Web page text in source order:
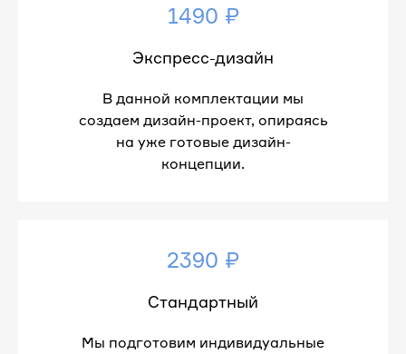
1490 ₽
Экспресс-дизайн
В данной комплектации мы
создаем дизайн-проект, опираясь
на уже готовые дизайн-
концепции.
2390 ₽
Стандартный
Мы подготовим индивидуальные